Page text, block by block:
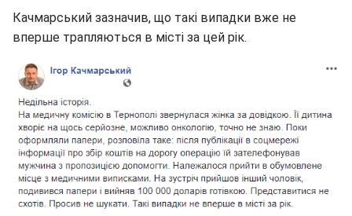
Качмарський зазначив, що такі випадки вже не
вперше трапляються в місті за цей рік.